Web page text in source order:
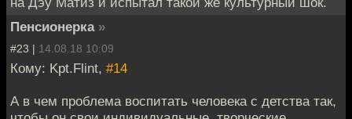
Пенсионерка »
#23 | 14.08.18 10:09
Кому: Kpt.Flint, #14
А в чем проблема воспитать человека с детства так,